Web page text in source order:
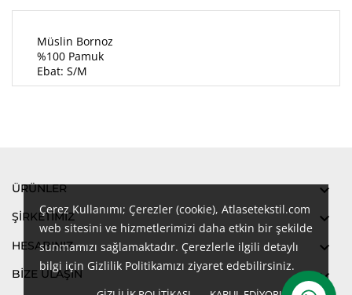
Çerez Kullanımı; Çerezler (cookie), Atlasetekstil.com
web sitesini ve hizmetlerimizi daha etkin bir şekilde
sunmamızı sağlamaktadır. Çerezlerle ilgili detaylı
bilgi için Gizlilik Politikamızı ziyaret edebilirsiniz.
Müslin Bornoz
%100 Pamuk
Ebat: S/M
ÜRÜNLER 
ŞIRKETIMIZ 
HESABINIZ 
BİZE ULAŞIN 